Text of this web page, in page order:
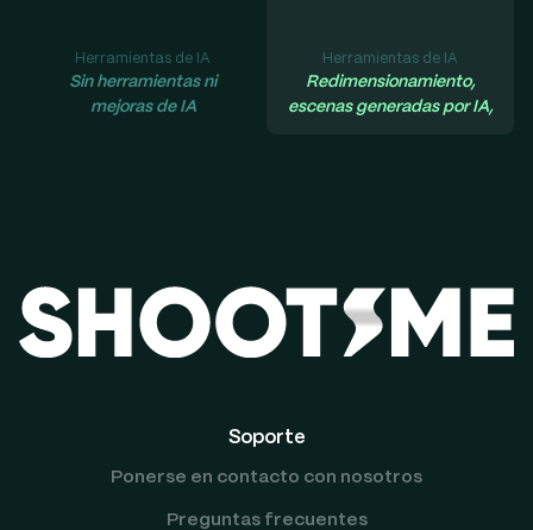
Herramientas de IA
Sin herramientas ni
mejoras de IA
Herramientas de IA
Redimensionamiento,
escenas generadas por IA,
Soporte
Ponerse en contacto con nosotros
Preguntas frecuentes